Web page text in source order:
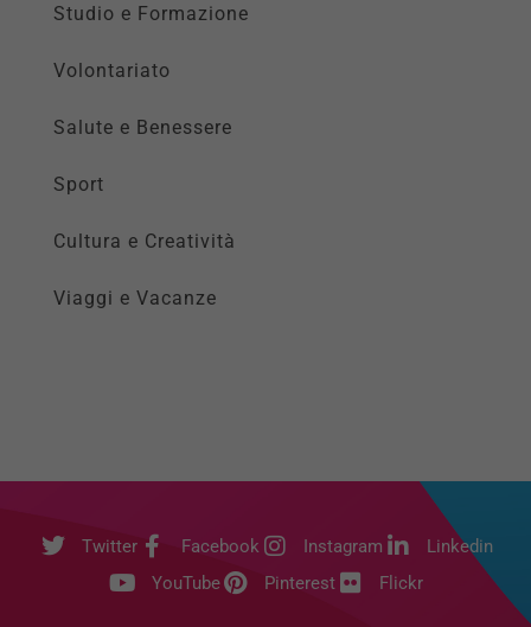
Studio e Formazione
Volontariato
Salute e Benessere
Sport
Cultura e Creatività
Viaggi e Vacanze
Twitter Facebook Instagram
Linkedin
YouTube
Pinterest Flickr